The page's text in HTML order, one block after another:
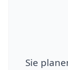
Sie